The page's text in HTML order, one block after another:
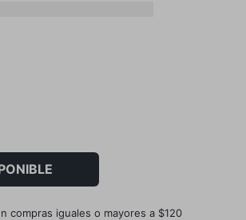
compras iguales o mayores a $120